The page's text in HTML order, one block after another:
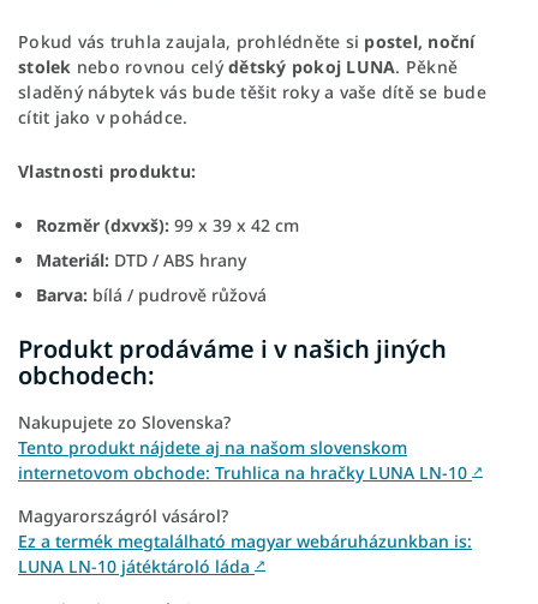
Pokud vás truhla zaujala, prohlédněte si postel, noční
stolek nebo rovnou celýdětský pokoj LUNA. Pěkně
sladěný nábytek vás bude těšit roky a vaše dítě se bude
cítit jako v pohádce.
Vlastnosti produktu:
Rozměr (dxvxš): 99 x 39 x 42 cm
Materiál: DTD / ABS hrany
Barva: bílá / pudrově růžová
Produkt prodáváme i v našich jiných
obchodech:
Nakupujete zo Slovenska?
Tento produkt nájdete aj na našom slovenskom
internetovom obchode: Truhlica na hračky LUNA LN-10 ↗
Magyarországról vásárol?
Ez a termék megtalálható magyar webáruházunkban is:
LUNA LN-10 játéktároló láda ↗